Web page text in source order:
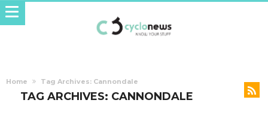
Home Tag Archives: Cannondale
TAG ARCHIVES: CANNONDALE